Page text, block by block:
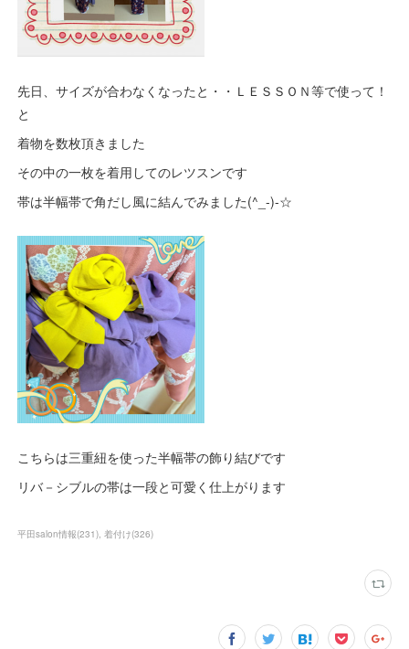
先日、サイズが合わなくなったと・・ＬＥＳＳＯＮ等で使って！
と
着物を数枚頂きました
その中の一枚を着用してのレツスンです
帯は半幅帯で角だし風に結んでみました(^_-)-☆
こちらは三重紐を使った半幅帯の飾り結びです
リバ－シブルの帯は一段と可愛く仕上がります
平田salon情報(231) 着付け(326)